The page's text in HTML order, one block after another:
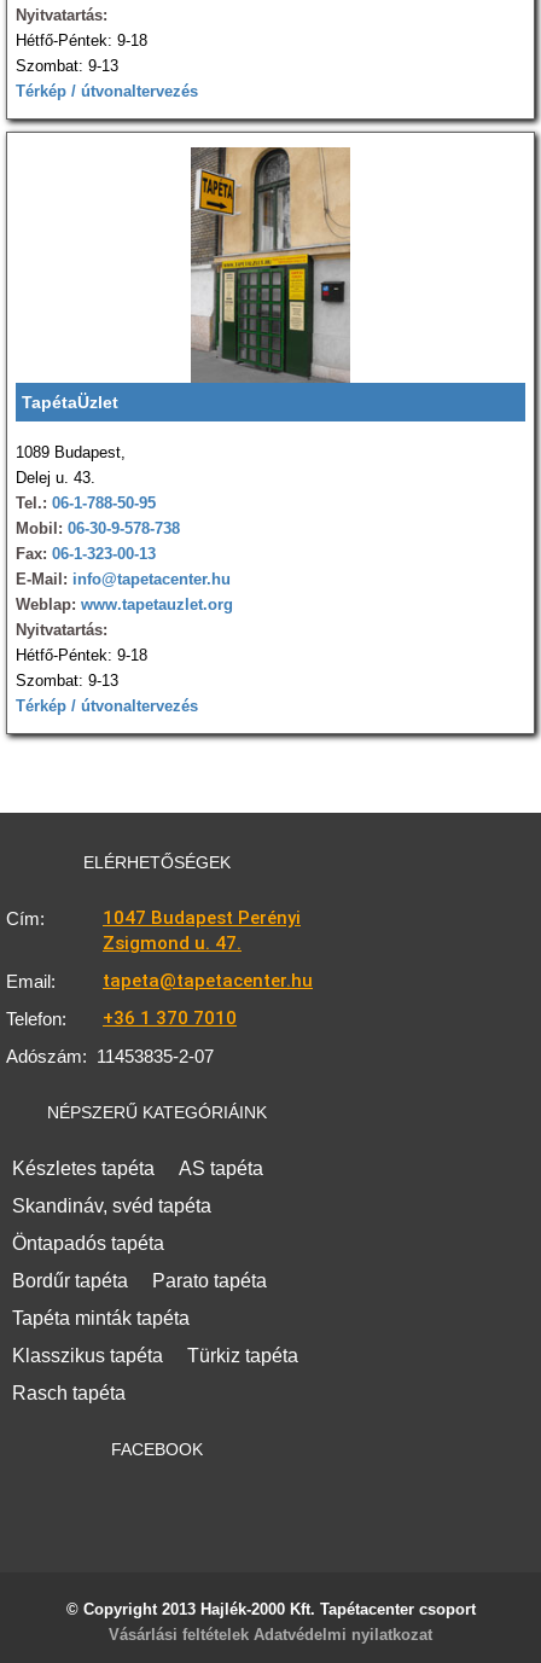
Nyitvatartás:
Hétfő-Péntek: 9-18
Szombat: 9-13
Térkép / útvonaltervezés
TapétaÜzlet
1089 Budapest,
Delej u. 43.
Tel.: 06-1-788-50-95
Mobil: 06-30-9-578-738
Fax: 06-1-323-00-13
E-Mail: info@tapetacenter.hu
Weblap: www.tapetauzlet.org
Nyitvatartás:
Hétfő-Péntek: 9-18
Szombat: 9-13
Térkép / útvonaltervezés
ELÉRHETŐSÉGEK
Cím:
1047 Budapest Perényi
Zsigmond u. 47.
Email: tapeta@tapetacenter.hu
Telefon: +36 1 370 7010
Adószám: 11453835-2-07
NÉPSZERŰ KATEGÓRIÁINK
Készletes tapéta
AS tapéta
Skandináv, svéd tapéta
Öntapadós tapéta
Bordűr tapéta
Parato tapéta
Tapéta minták tapéta
Klasszikus tapéta
Türkiz tapéta
Rasch tapéta
FACEBOOK
© Copyright 2013 Hajlék-2000 Kft. Tapétacenter csoport
Vásárlási feltételek Adatvédelmi nyilatkozat